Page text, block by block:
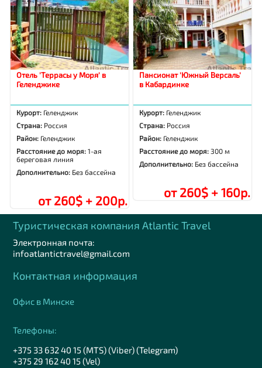
Отель 'Террасы у Моря' в
Геленджике
Курорт: Геленджик
Страна: Россия
Район: Геленджик
Расстояние до моря:1-ая
береговая линия
Дополнительно: Без бассейна
от 260$ + 200р.
Пансионат 'Южный Версаль'
в Кабардинке
Курорт: Геленджик
Страна: Россия
Район: Геленджик
Расстояние до моря: 300 м
Дополнительно: Без бассейна
от 260$ + 160р.
Туристическая компания Аtlantic Travel
Электронная почта:
infoatlantictravel@gmail.com
Контактная информация
Офис в Минске
Телефоны:
+375 33 632 40 15 (MTS) (Viber) (Telegram)
+375 29 162 40 15 (Vel)